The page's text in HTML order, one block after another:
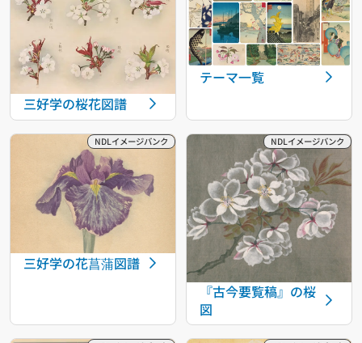
三好学の桜花図譜
テーマ一覧
三好学の花菖蒲図譜
『古今要覧稿』の桜
図